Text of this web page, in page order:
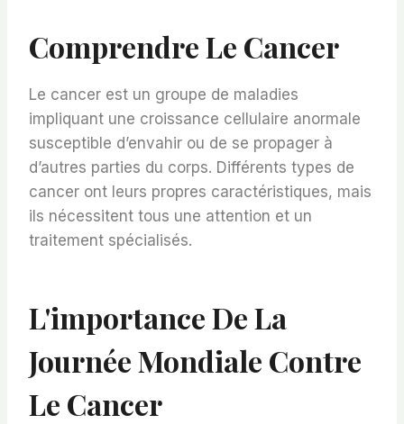
Comprendre Le Cancer
Le cancer est un groupe de maladies
impliquant une croissance cellulaire anormale
susceptible d’envahir ou de se propager à
d’autres parties du corps. Différents types de
cancer ont leurs propres caractéristiques, mais
ils nécessitent tous une attention et un
traitement spécialisés.
L'importance De La
Journée Mondiale Contre
Le Cancer